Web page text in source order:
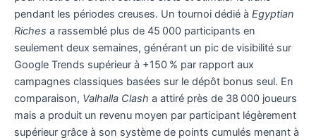
pendant les périodes creuses. Un tournoi dédié à Egyptian
Riches a rassemblé plus de 45 000 participants en
seulement deux semaines, générant un pic de visibilité sur
Google Trends supérieur à +150 % par rapport aux
campagnes classiques basées sur le dépôt bonus seul. En
comparaison, Valhalla Clash a attiré près de 38 000 joueurs
mais a produit un revenu moyen par participant légèrement
supérieur grâce à son système de points cumulés menant à